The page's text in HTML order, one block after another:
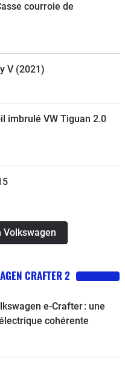
courroie de
V (2021)
imbrulé VW Tiguan 2.0
CRAFTER 2
e-Crafter : une
cohérente